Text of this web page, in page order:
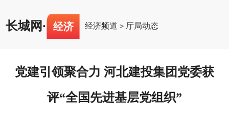
长城网· 经济 经济频道 > 厅局动态
党建引领聚合力 河北建投集团党委获
评“全国先进基层党组织”